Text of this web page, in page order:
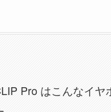
Pro はこんなイヤ